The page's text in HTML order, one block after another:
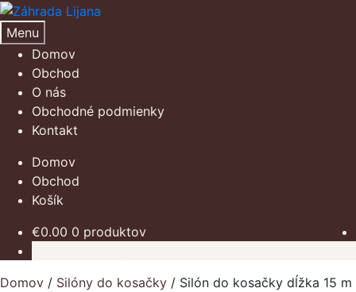
Preskočiť
na
navigáciu
Preskočiť
na
obsah
Menu
Domov
Obchod
O nás
Obchodné podmienky
Kontakt
Domov
Obchod
Košík
€0.00 0 produktov
Domov / Silóny do kosačky / Silón do kosačky dĺžka 15 m